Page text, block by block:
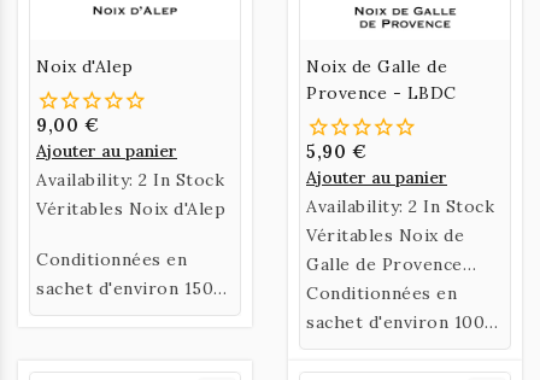
Noix d'Alep
9,00 €
Ajouter au panier
Availability: 2 In Stock
Véritables Noix d'Alep
Conditionnées en
sachet d'environ 150
gr.
Noix de Galle de
Provence - LBDC
5,90 €
Ajouter au panier
Availability: 2 In Stock
Véritables Noix de
Galle de Provence
récoltées sur des
Chênes Blanc du Var.
Conditionnées en
sachet d'environ 100
gr ou 400 gr